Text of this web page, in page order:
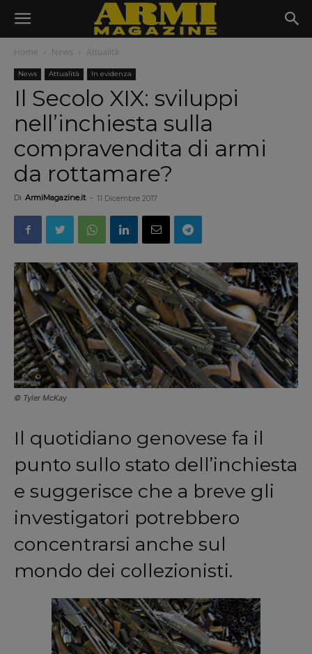
Home News Attualità
News Attualità In evidenza
Il Secolo XIX: sviluppi
nell’inchiesta sulla
compravendita di armi
da rottamare?
Di ArmiMagazine.it - 11 Dicembre 2017
© Tyler McKay
Il quotidiano genovese fa il
punto sullo stato dell’inchiesta
e suggerisce che a breve gli
investigatori potrebbero
concentrarsi anche sul
mondo dei collezionisti.